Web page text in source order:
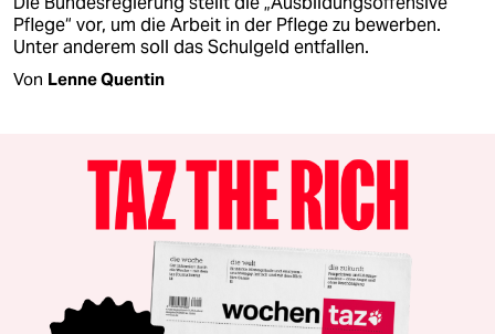
Pflege“ vor, um die Arbeit in der Pflege zu bewerben.
Unter anderem soll das Schulgeld entfallen.
Von Lenne Quentin